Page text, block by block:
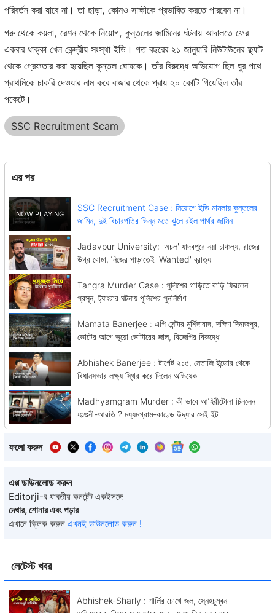
লেটেস্ট খবর
Abhishek-Sharly : শার্লির চোখে জল, স্নেহচুম্বন
পরিবর্তন করা যাবে না। তা ছাড়া, কোনও সাক্ষীকে প্রভাবিত করতে পারবেন না।
গরু থেকে কয়লা, রেশন থেকে নিয়োগ, কুন্তলের জামিনের ঘটনায় আদালতে ফের
একবার ধাক্কা খেল কেন্দ্রীয় সংস্থা ইডি। গত বছরের ২১ জানুয়ারি নিউটাউনের ফ্ল্যাট
থেকে গ্রেফতার করা হয়েছিল কুন্তল ঘোষকে। তাঁর বিরুদ্ধে অভিযোগ ছিল ঘুর পথে
প্রাথমিকে চাকরি দেওয়ার নাম করে বাজার থেকে প্রায় ২০ কোটি গিয়েছিল তাঁর
পকেটে।
SSC Recruitment Scam
এর পর
SSC Recruitment Case : নিয়োগে ইডি মামলায় কুন্তলের
জামিন, দুই বিচারপতির ভিন্ন মতে ঝুলে রইল পার্থর জামিন
Jadavpur University: 'অচল' যাদবপুরে নয়া চাঞ্চল্য, রাজের
উগ্র বোমা, নিজের পাড়াতেই 'Wanted' ব্রাত্য
Tangra Murder Case : পুলিশের গাড়িতে বাড়ি ফিরলেন
প্রসূন, ট্যাংরার ঘটনায় পুলিশের পুনর্নির্মাণ
Mamata Banerjee : এপি সেন্টার মুর্শিদাবাদ, দক্ষিণ দিনাজপুর,
ভোটের আগে ভুয়ো ভোটারের জাল, বিজেপির বিরুদ্ধে
Abhishek Banerjee : টার্গেট ২১৫, নেতাজি ইন্ডোর থেকে
বিধানসভার লক্ষ্য স্থির করে দিলেন অভিষেক
Madhyamgram Murder : কী ভাবে আহিরীটোলা চিনলেন
ফাল্গুনী-আরতি ? মধ্যমগ্রাম-কাণ্ডে উদ্ধার সেই ইট
ফলো করুন
এপ্প ডাউনলোড করুন
Editorji-র যাবতীয় কনটেন্ট একইসঙ্গে
দেখার, শোনার এবং পড়ার
এখানে ক্লিক করুন এখনই ডাউনলোড করুন !